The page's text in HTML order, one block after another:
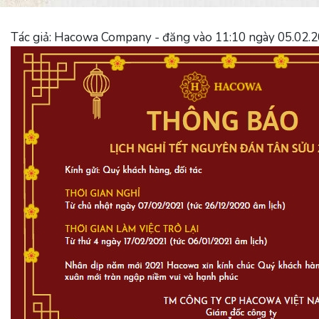
Tác giả: Hacowa Company - đăng vào 11:10 ngày